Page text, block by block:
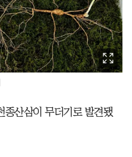
종산삼이 무더기로 발견됐